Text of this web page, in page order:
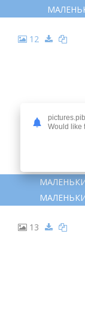
12
13
Would like